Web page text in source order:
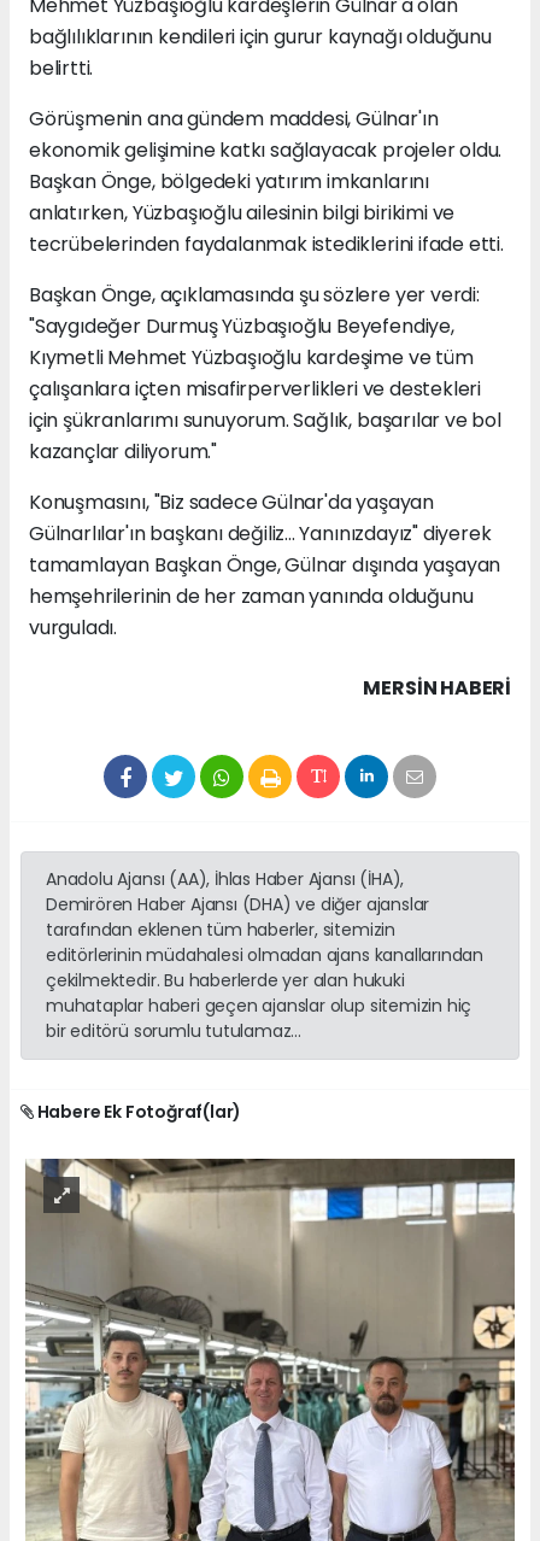
Mehmet Yüzbaşıoğlu kardeşlerin Gülnar'a olan
bağlılıklarının kendileri için gurur kaynağı olduğunu
belirtti.
Görüşmenin ana gündem maddesi, Gülnar'ın
ekonomik gelişimine katkı sağlayacak projeler oldu.
Başkan Önge, bölgedeki yatırım imkanlarını
anlatırken, Yüzbaşıoğlu ailesinin bilgi birikimi ve
tecrübelerinden faydalanmak istediklerini ifade etti.
Başkan Önge, açıklamasında şu sözlere yer verdi:
"Saygıdeğer Durmuş Yüzbaşıoğlu Beyefendiye,
Kıymetli Mehmet Yüzbaşıoğlu kardeşime ve tüm
çalışanlara içten misafirperverlikleri ve destekleri
için şükranlarımı sunuyorum. Sağlık, başarılar ve bol
kazançlar diliyorum."
Konuşmasını, "Biz sadece Gülnar'da yaşayan
Gülnarlılar'ın başkanı değiliz... Yanınızdayız" diyerek
tamamlayan Başkan Önge, Gülnar dışında yaşayan
hemşehrilerinin de her zaman yanında olduğunu
vurguladı.
MERSIN HABERİ
Anadolu Ajansı (AA), İhlas Haber Ajansı (İHA),
Demirören Haber Ajansı (DHA) ve diğer ajanslar
tarafından eklenen tüm haberler, sitemizin
editörlerinin müdahalesi olmadan ajans kanallarından
çekilmektedir. Bu haberlerde yer alan hukuki
muhataplar haberi geçen ajanslar olup sitemizin hiç
bir editörü sorumlu tutulamaz...
Habere Ek Fotoğraf(lar)